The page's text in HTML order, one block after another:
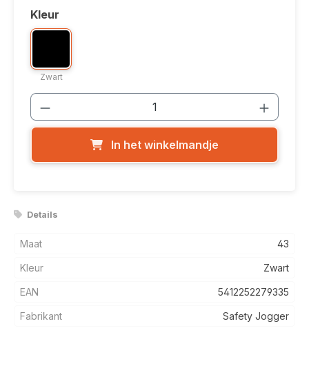
Selecteer
Kleur
Kleuroptie: Zwart
Zwart
Producthoeveelheid: Voer de
In het winkelmandje
Details
Maat 43
Kleur Zwart
EAN 5412252279335
Fabrikant Safety Jogger